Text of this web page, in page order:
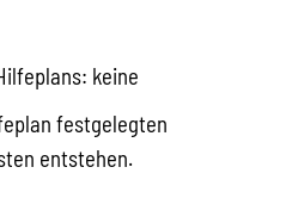
keine
festgelegten
entstehen.